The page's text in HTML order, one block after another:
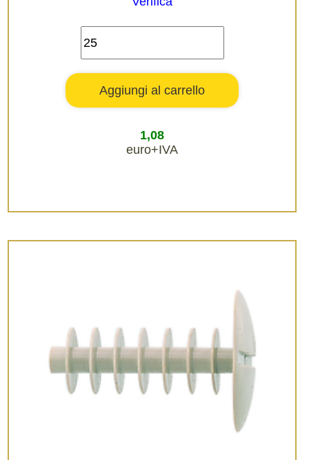
1,08
euro+IVA